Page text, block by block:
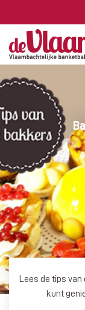
Lees de tips
kunt